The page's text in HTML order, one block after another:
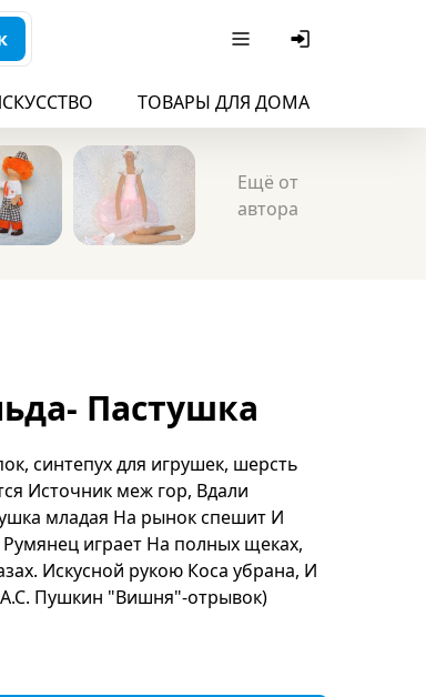
ТОВАРЫ ДЛЯ ДОМА
Ещё от
автора
Пастушка
синтепух для игрушек, шерсть
Источник меж гор, Вдали
младая На рынок спешит И
играет На полных щеках,
Искусной рукою Коса убрана, И
Пушкин "Вишня"-отрывок)